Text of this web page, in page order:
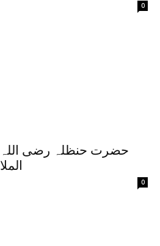
0
حضرت حنظلہ رضی
0